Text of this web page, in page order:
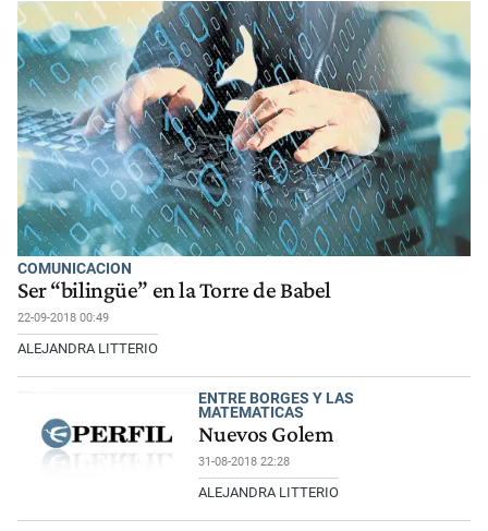
COMUNICACION
Ser “bilingüe” en la Torre de Babel
22-09-2018 00:49
ALEJANDRA LITTERIO
ENTRE BORGES Y LAS
MATEMATICAS
Nuevos Golem
31-08-2018 22:28
ALEJANDRA LITTERIO